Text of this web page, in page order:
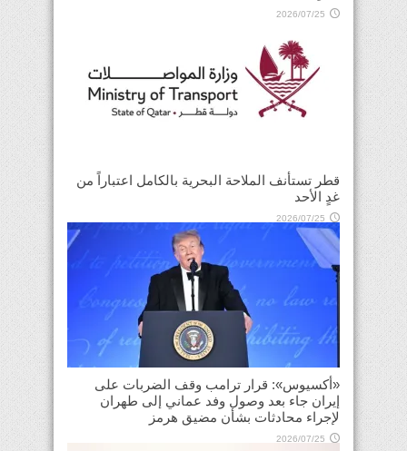
2026/07/25
قطر تستأنف الملاحة البحرية بالكامل اعتباراً من
غدٍ الأحد
2026/07/25
«أكسيوس»: قرار ترامب وقف الضربات على
إيران جاء بعد وصول وفد عماني إلى طهران
لإجراء محادثات بشأن مضيق هرمز
2026/07/25